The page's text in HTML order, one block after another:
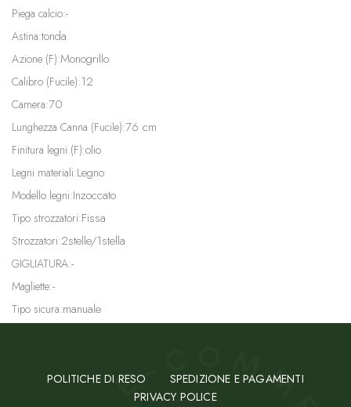
Piega calcio:-
Astina:tonda
Azione (F):Monogrillo
Calibro (Fucile):12
Camera:70
Lunghezza Canna (Fucile):76 cm
Finitura legni (F):olio
Legni materiali:Legno
Modello legni:Inzoccato
Tipo strozzatori:Fissa
Strozzatori:2stelle/1stella
GIGLIATURA:-
Magliette:-
Tipo sicura:manuale
POLITICHE DI RESO
SPEDIZIONE E PAGAMENTI
PRIVACY POLICE